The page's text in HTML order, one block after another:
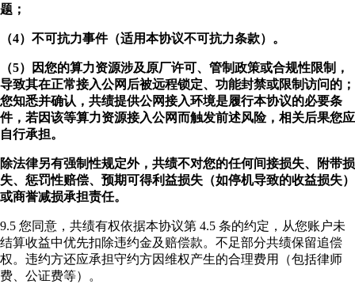
题；
（4）不可抗力事件（适用本协议不可抗力条款）。
（5）因您的算力资源涉及原厂许可、管制政策或合规性限制，
导致其在正常接入公网后被远程锁定、功能封禁或限制访问的；
您知悉并确认，共绩提供公网接入环境是履行本协议的必要条
件，若因该等算力资源接入公网而触发前述风险，相关后果您应
自行承担。
除法律另有强制性规定外，共绩不对您的任何间接损失、附带损
失、惩罚性赔偿、预期可得利益损失（如停机导致的收益损失）
或商誉减损承担责任。
9.5 您同意，共绩有权依据本协议第 4.5 条的约定，从您账户未
结算收益中优先扣除违约金及赔偿款。不足部分共绩保留追偿
权。违约方还应承担守约方因维权产生的合理费用（包括律师
费、公证费等）。